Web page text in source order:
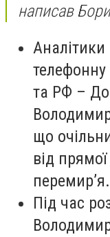
написав
та РФ –
що
від
перемир’я.
Під час